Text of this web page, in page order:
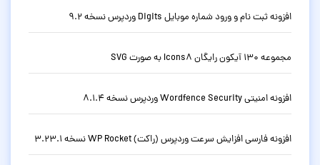
افزونه ثبت نام و ورود شماره موبایل Digits وردپرس نسخه 9.2
مجموعه 130 آیکون رایگان Icons8 به صورت SVG
افزونه امنیتی Wordfence Security وردپرس نسخه 8.1.4
افزونه فارسی افزایش سرعت وردپرس (راکت) WP Rocket نسخه 3.23.1